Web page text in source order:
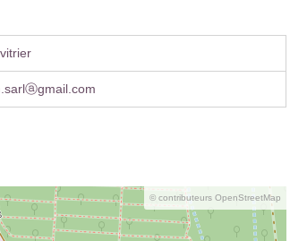
© contributeurs OpenStreetMap